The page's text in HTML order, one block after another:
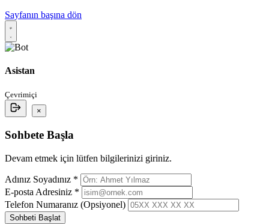
Sayfanın başına dön
Asistan
Çevrimiçi
×
Sohbete Başla
Devam etmek için lütfen bilgilerinizi giriniz.
Adınız Soyadınız *
E-posta Adresiniz *
Telefon Numaranız (Opsiyonel)
Sohbeti Başlat